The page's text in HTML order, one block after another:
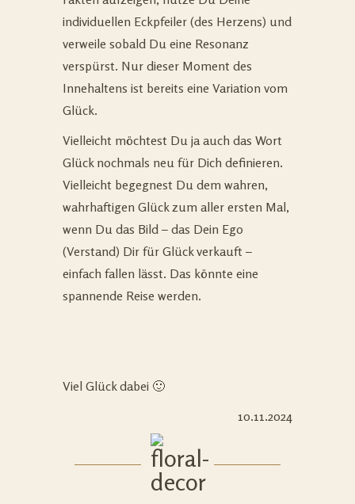
individuellen Eckpfeiler (des Herzens) und
verweile sobald Du eine Resonanz
verspürst. Nur dieser Moment des
Innehaltens ist bereits eine Variation vom
Glück.
Vielleicht möchtest Du ja auch das Wort
Glück nochmals neu für Dich definieren.
Vielleicht begegnest Du dem wahren,
wahrhaftigen Glück zum aller ersten Mal,
wenn Du das Bild – das Dein Ego
(Verstand) Dir für Glück verkauft –
einfach fallen lässt. Das könnte eine
spannende Reise werden.
Viel Glück dabei 🙂
10.11.2024